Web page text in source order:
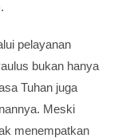
pelayanan
bukan hanya
Tuhan juga
Meski
menempatkan